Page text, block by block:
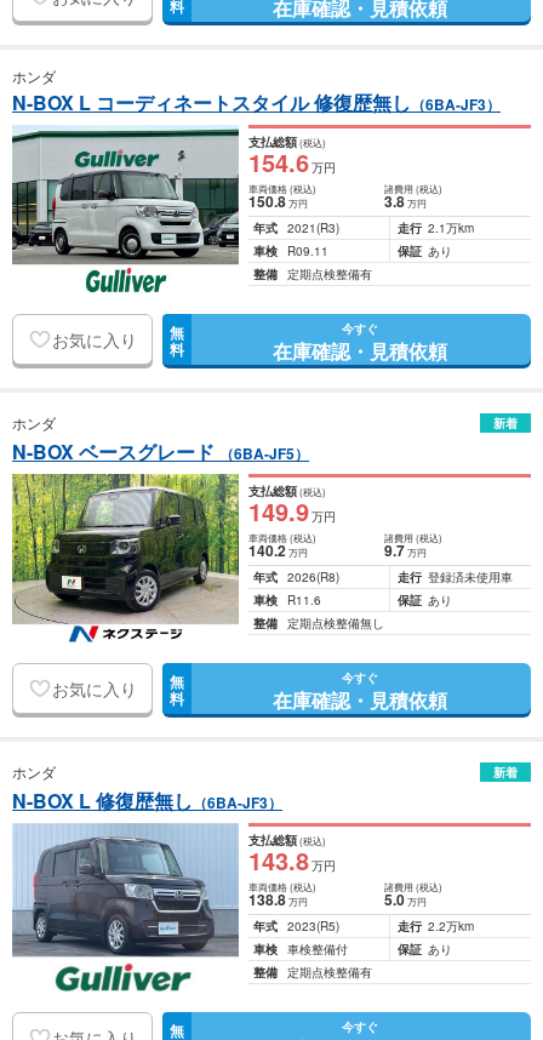
料 在庫確認・見積依頼
ホンダ
N-BOX L コーディネートスタイル 修復歴無し （6BA-JF3）
支払総額(税込)
154.6万円
車両価格(税込)
150.8万円
諸費用 (税込)
3.8 万円
年式 2021(R3) 走行 2.1万km
車検
R09.11 保証 あり
整備 定期点検整備有
お気に入り 無
料
今すぐ
在庫確認・見積依頼
ホンダ 新着
N-BOX ベースグレード （6BA-JF5）
支払総額(税込)
149.9万円
車両価格(税込)
140.2万円
諸費用 (税込)
9.7 万円
年式 2026(R8) 走行 登録済未使用車
車検
R11.6 保証 あり
整備 定期点検整備無し
お気に入り 無
料
今すぐ
在庫確認・見積依頼
ホンダ 新着
N-BOX L 修復歴無し （6BA-JF3）
支払総額(税込)
143.8万円
車両価格(税込)
138.8万円
諸費用 (税込)
5.0 万円
年式 2023(R5) 走行 2.2万km
車検 車検整備付 保証 あり
整備 定期点検整備有
無 今すぐ